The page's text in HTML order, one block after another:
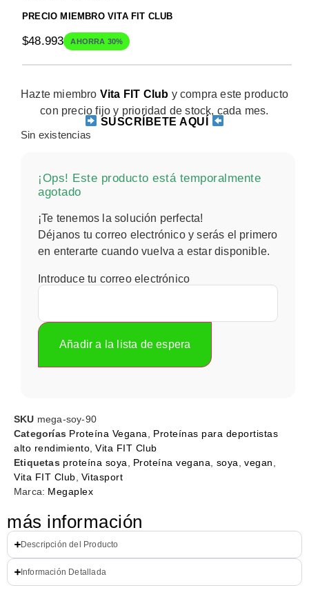
PRECIO MIEMBRO VITA FIT CLUB
$48.993 AHORRA 30%
Hazte miembro Vita FIT Club y compra este producto
con precio fijo y prioridad de stock, cada mes.
SUSCRÍBETE AQUÍ
Sin existencias
¡Ops! Este producto está temporalmente
agotado
¡Te tenemos la solución perfecta!
Déjanos tu correo electrónico y serás el primero
en enterarte cuando vuelva a estar disponible.
Introduce tu correo electrónico
SKU mega-soy-90
Categorías Proteína Vegana
Proteínas para deportistas
alto rendimiento ,Vita FIT Club
Etiquetas proteína soya Proteína vegana soya ,vegan
Vita FIT Club Vitasport
Marca: Megaplex
más información
Descripción del Producto
Información Detallada